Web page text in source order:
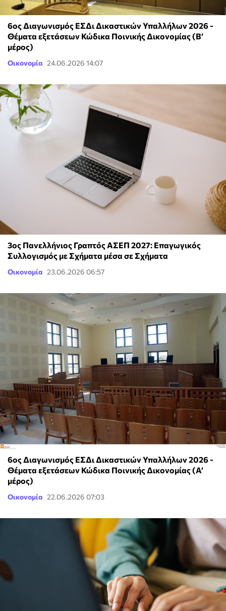
6ος Διαγωνισμός ΕΣΔι Δικαστικών Υπαλλήλων 2026 -
Θέματα εξετάσεων Κώδικα Ποινικής Δικονομίας (Β’
μέρος)
Οικονομία 24.06.2026 14:07
3ος Πανελλήνιος Γραπτός ΑΣΕΠ 2027: Επαγωγικός
Συλλογισμός με Σχήματα μέσα σε Σχήματα
Οικονομία 23.06.2026 06:57
6ος Διαγωνισμός ΕΣΔι Δικαστικών Υπαλλήλων 2026 -
Θέματα εξετάσεων Κώδικα Ποινικής Δικονομίας (Α’
μέρος)
Οικονομία 22.06.2026 07:03